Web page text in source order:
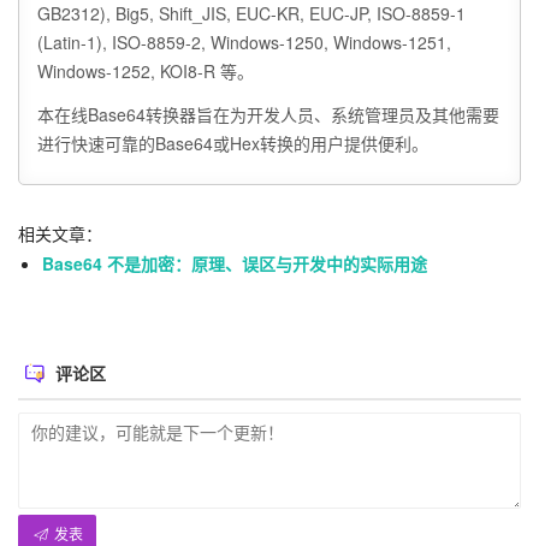
GB2312), Big5, Shift_JIS, EUC-KR, EUC-JP, ISO-8859-1
(Latin-1), ISO-8859-2, Windows-1250, Windows-1251,
Windows-1252, KOI8-R 等。
本在线Base64转换器旨在为开发人员、系统管理员及其他需要
进行快速可靠的Base64或Hex转换的用户提供便利。
相关文章：
Base64 不是加密：原理、误区与开发中的实际用途
评论区
发表